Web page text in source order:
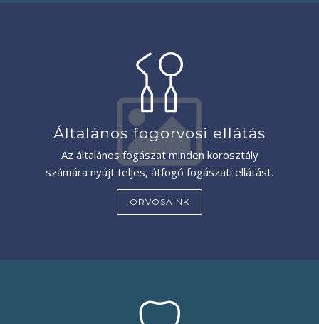
Általános fogorvosi ellátás
Az általános fogászat minden korosztály
számára nyújt teljes, átfogó fogászati ellátást.
ORVOSAINK